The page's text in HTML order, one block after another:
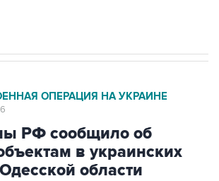
ОПЕРАЦИЯ НА УКРАИНЕ
РФ сообщило об
в украинских
области